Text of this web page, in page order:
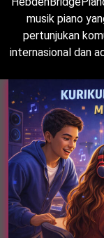
musik piano
pertunjukan
internasional dan